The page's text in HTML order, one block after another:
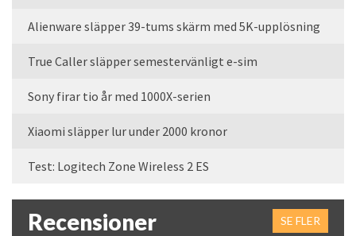
Alienware släpper 39-tums skärm med 5K-upplösning
True Caller släpper semestervänligt e-sim
Sony firar tio år med 1000X-serien
Xiaomi släpper lur under 2000 kronor
Test: Logitech Zone Wireless 2 ES
Recensioner SE FLER